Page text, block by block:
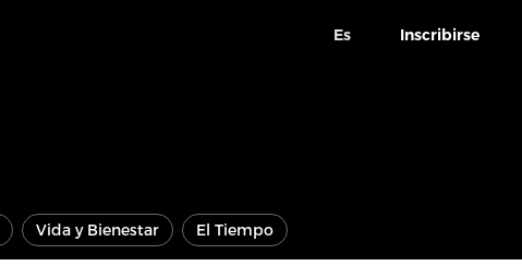
Es Inscribirse
Vida y Bienestar El Tiempo